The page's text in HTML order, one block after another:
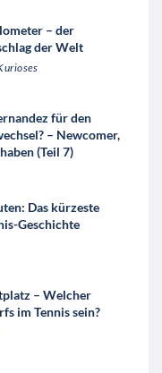
– der
der Welt
für den
– Newcomer,
(Teil 7)
Das kürzeste
Geschichte
– Welcher
im Tennis sein?